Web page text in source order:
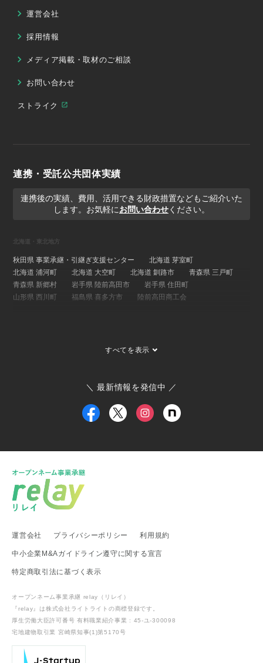
運営会社
採用情報
メディア掲載・取材のご相談
お問い合わせ
ストライク
連携・受託公共団体実績
連携後の実績、費用、活用できる財政措置などもご紹介いた
します。お気軽にお問い合わせください。
すべてを表示
北海道・東北地方
秋田県 事業承継・引継ぎ支援センター
北海道 芽室町
北海道 浦河町
北海道 大空町 北海道 釧路市
青森県 三戸町
青森県 新郷村
岩手県 陸前高田市
岩手県 住田町
山形県 西川町
福島県 喜多方市 陸前高田商工会
茨城県 稲敷市 群馬県 桐生市
小田原箱根商工会議所
福井県 事業承継・引継ぎ支援センター
富山県
新潟県 南魚沼市
新潟県 糸魚川市
新潟県 出雲崎町
新潟県 関川村
愛知県 事業承継・引継ぎ支援センター
岐阜県 高山市
滋賀県 事業承継・引継ぎ支援センター
滋賀県 日野町
滋賀県 多賀町
中国・四国地方
＼ 最新情報を発信中 ／
運営会社 プライバシーポリシー 利用規約
中小企業M&Aガイドライン遵守に関する宣言
特定商取引法に基づく表示
オープンネーム事業承継 relay（リレイ）
『relay』は株式会社ライトライトの商標登録です。
厚生労働大臣許可番号 有料職業紹介事業 : 45-ユ-300098
宅地建物取引業 宮崎県知事(1)第5170号